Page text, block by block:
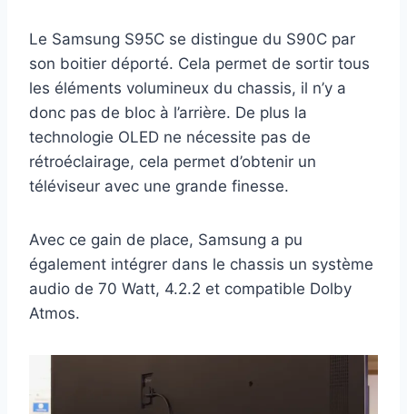
Le Samsung S95C se distingue du S90C par
son boitier déporté. Cela permet de sortir tous
les éléments volumineux du chassis, il n’y a
donc pas de bloc à l’arrière. De plus la
technologie OLED ne nécessite pas de
rétroéclairage, cela permet d’obtenir un
téléviseur avec une grande finesse.
Avec ce gain de place, Samsung a pu
également intégrer dans le chassis un système
audio de 70 Watt, 4.2.2 et compatible Dolby
Atmos.